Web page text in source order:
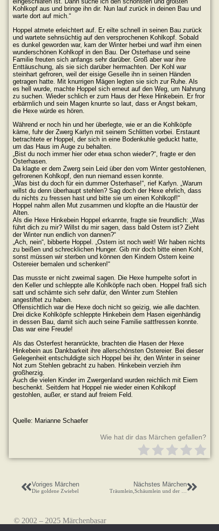
Kohlkopf aus und bringe ihn dir. Nun lauf zurück in deinen Bau und
warte dort auf mich.“
Hoppel atmete erleichtert auf. Er eilte schnell in seinen Bau zurück
und wartete sehnsüchtig auf den versprochenen Kohlkopf. Sobald
es dunkel geworden war, kam der Winter herbei und warf ihm einen
wunderschönen Kohlkopf in den Bau. Der Osterhase und seine
Familie freuten sich anfangs sehr darüber. Groß aber war ihre
Enttäuschung, als sie sich darüber hermachten. Der Kohl war
steinhart gefroren, weil der eisige Geselle ihn in seinen Händen
getragen hatte. Mit knurrigen Mägen legten sie sich zur Ruhe. Als
es hell wurde, machte Hoppel sich erneut auf den Weg, um Nahrung
zu suchen. Wieder schlich er zum Haus der Hexe Hinkebein. Er fror
erbärmlich und sein Magen knurrte so laut, dass er Angst bekam,
die Hexe würde es hören.
Während er noch hin und her überlegte, wie er an die Kohlköpfe
käme, fuhr der Zwerg Karlyn mit seinem Schlitten vorbei. Erstaunt
betrachtete er Hoppel, der sich in eine Bodenkuhle geduckt hatte,
um das Haus im Auge zu behalten.
„Bist du noch immer hier oder etwa schon wieder?“, fragte er den
Osterhasen.
Da klagte er dem Zwerg sein Leid über den vom Winter gestohlenen,
gefrorenen Kohlkopf, den nun niemand essen konnte.
„Was bist du doch für ein dummer Osterhase!“, rief Karlyn. „Warum
willst du denn überhaupt stehlen? Sag doch der Hexe ehrlich, dass
du nichts zu fressen hast und bitte sie um einen Kohlkopf!“
Hoppel nahm allen Mut zusammen und klopfte an die Haustür der
Alten.
Als die Hexe Hinkebein Hoppel erkannte, fragte sie freundlich: „Was
führt dich zu mir? Willst du mir sagen, dass bald Ostern ist? Zieht
der Winter nun endlich von dannen?“
„Ach, nein“, bibberte Hoppel. „Ostern ist noch weit! Wir haben nichts
zu beißen und schrecklichen Hunger. Gib mir doch bitte einen Kohl,
sonst müssen wir sterben und können den Kindern Ostern keine
Ostereier bemalen und schenken!“
Das musste er nicht zweimal sagen. Die Hexe humpelte sofort in
den Keller und schleppte alle Kohlköpfe nach oben. Hoppel fraß sich
satt und schämte sich sehr dafür, den Winter zum Stehlen
angestiftet zu haben.
Offensichtlich war die Hexe doch nicht so geizig, wie alle dachten.
Drei dicke Kohlköpfe schleppte Hinkebein dem Hasen eigenhändig
in dessen Bau, damit sich auch seine Familie sattfressen konnte.
Das war eine Freude!
Als das Osterfest heranrückte, brachten die Hasen der Hexe
Hinkebein aus Dankbarkeit ihre allerschönsten Ostereier. Bei dieser
Gelegenheit entschuldigte sich Hoppel bei ihr, den Winter in seiner
Not zum Stehlen gebracht zu haben. Hinkebein verzieh ihm
großherzig.
Auch die vielen Kinder im Zwergenland wurden reichlich mit Eiern
beschenkt. Seitdem hat Hoppel nie wieder einen Kohlkopf
gestohlen, außer, er stand auf freiem Feld.
Quelle: Marianne Schaefer
Wie hat dir das Märchen gefallen?
Voriges Märchen
Die goldene Zwiebel
Nächstes Märchen
© 2002 – 2025 Märchenbasar